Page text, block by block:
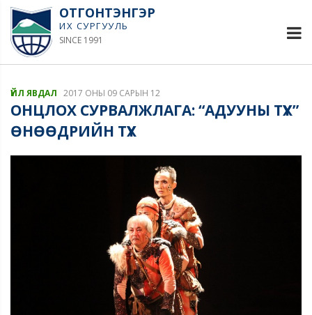
ОТГОНТЭНГЭР
ИХ СУРГУУЛЬ
SINCE 1991
ҮЙЛ ЯВДАЛ 2017 ОНЫ 09 САРЫН 12
ОНЦЛОХ СУРВАЛЖЛАГА: “АДУУНЫ ТҮҮХ”
ӨНӨӨДРИЙН ТҮҮХ